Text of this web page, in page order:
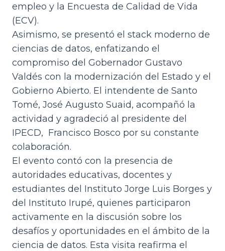
empleo y la Encuesta de Calidad de Vida
(ECV).
Asimismo, se presentó el stack moderno de
ciencias de datos, enfatizando el
compromiso del Gobernador Gustavo
Valdés con la modernización del Estado y el
Gobierno Abierto. El intendente de Santo
Tomé, José Augusto Suaid, acompañó la
actividad y agradeció al presidente del
IPECD, Francisco Bosco por su constante
colaboración.
El evento contó con la presencia de
autoridades educativas, docentes y
estudiantes del Instituto Jorge Luis Borges y
del Instituto Irupé, quienes participaron
activamente en la discusión sobre los
desafíos y oportunidades en el ámbito de la
ciencia de datos. Esta visita reafirma el